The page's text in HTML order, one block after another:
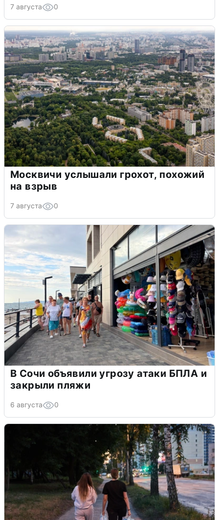
7 августа 0
Москвичи услышали грохот, похожий
на взрыв
7 августа 0
В Сочи объявили угрозу атаки БПЛА и
закрыли пляжи
6 августа 0